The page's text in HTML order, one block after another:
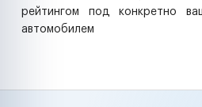
рейтингом под конкретно
автомобилем